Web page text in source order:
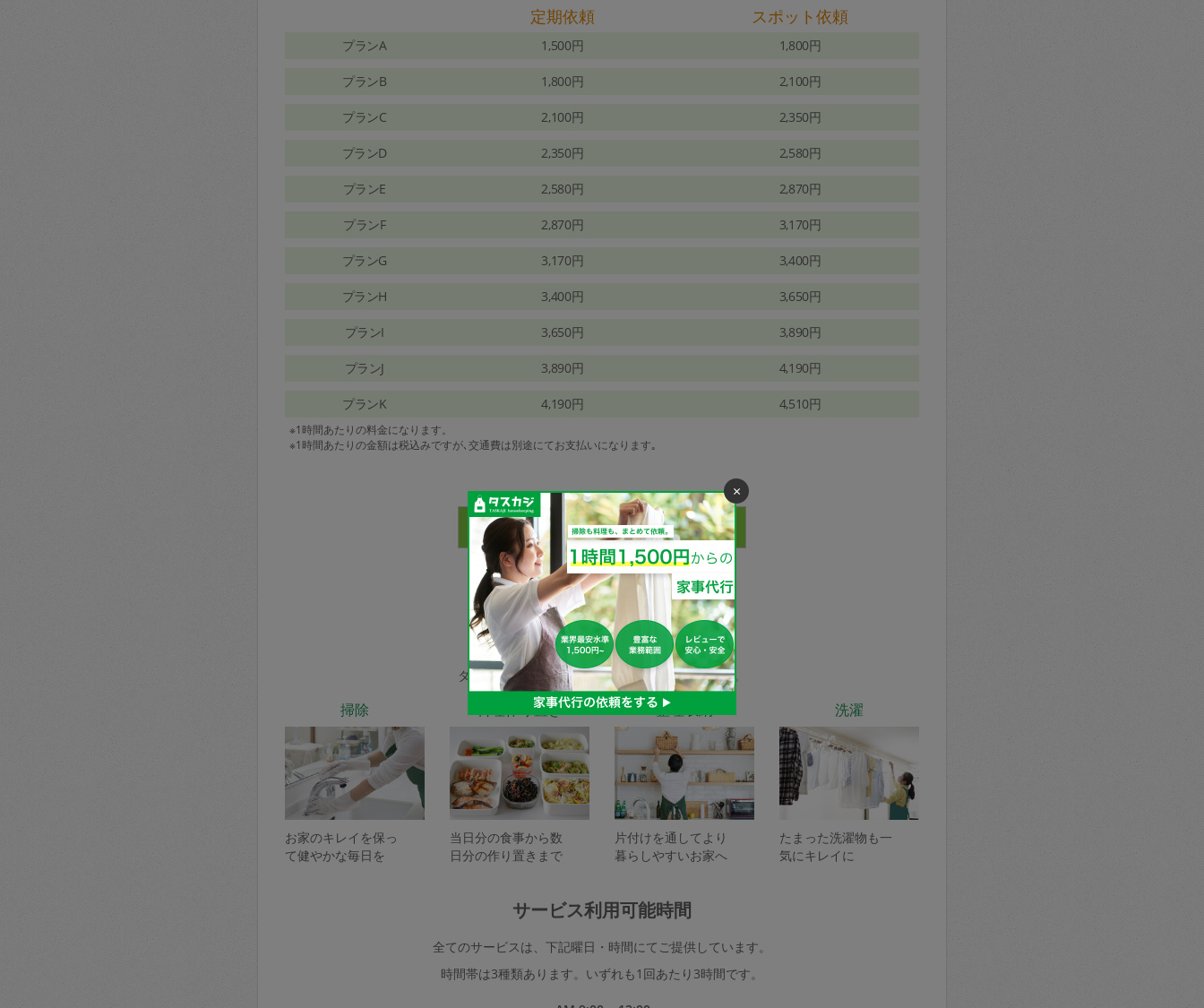
定期依頼 スポット依頼
プランA 1,500円 1,800円
プランB 1,800円 2,100円
プランC 2,100円 2,350円
プランD 2,350円 2,580円
プランE 2,580円 2,870円
プランF 2,870円 3,170円
プランG 3,170円 3,400円
プランH 3,400円 3,650円
プランI 3,650円 3,890円
プランJ 3,890円 4,190円
プランK 4,190円 4,510円
※1時間あたりの料金になります。
※1時間あたりの金額は税込みですが､交通費は別途にてお支払いになります｡
家事代行サービスの種類
タスカジで依頼できるサービスは下記となります。
掃除
お家のキレイを保っ
て健やかな毎日を
料理作り置き
当日分の食事から数
日分の作り置きまで
整理収納
片付けを通してより
暮らしやすいお家へ
洗濯
たまった洗濯物も一
気にキレイに
サービス利用可能時間
全てのサービスは、下記曜日・時間にてご提供しています。
時間帯は3種類あります。いずれも1回あたり3時間です。
×